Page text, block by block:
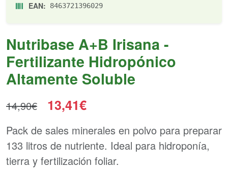
EAN: 8463721396029
Nutribase A+B Irisana -
Fertilizante Hidropónico
Altamente Soluble
14,90€ 13,41€
Pack de sales minerales en polvo para preparar
133 litros de nutriente. Ideal para hidroponía,
tierra y fertilización foliar.